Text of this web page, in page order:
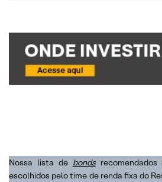
Nossa lista de bonds
escolhidos pelo time de renda fixa do